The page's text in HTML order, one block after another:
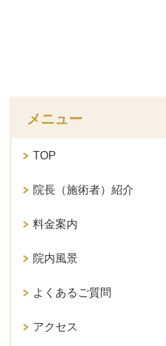
メニュー
TOP
院長（施術者）紹介
料金案内
院内風景
よくあるご質問
アクセス